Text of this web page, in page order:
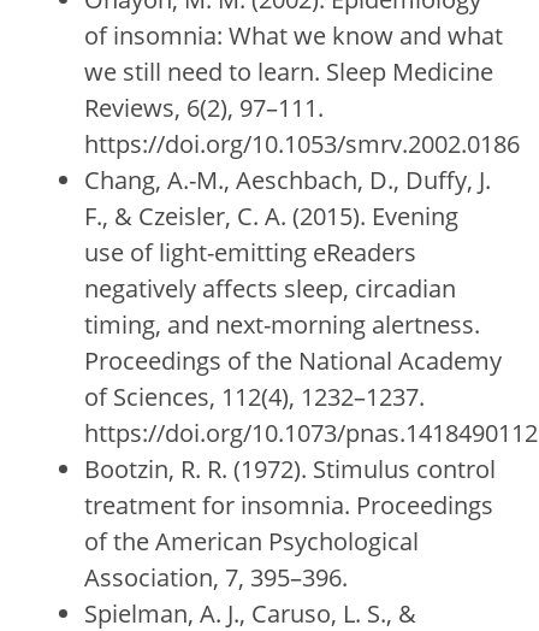
of insomnia: What we know and what
we still need to learn. Sleep Medicine
Reviews, 6(2), 97–111.
https://doi.org/10.1053/smrv.2002.0186
Chang, A.-M., Aeschbach, D., Duffy, J.
F., & Czeisler, C. A. (2015). Evening
use of light-emitting eReaders
negatively affects sleep, circadian
timing, and next-morning alertness.
Proceedings of the National Academy
of Sciences, 112(4), 1232–1237.
https://doi.org/10.1073/
Bootzin, R. R. (1972). Stimulus control
treatment for insomnia. Proceedings
of the American Psychological
Association, 7, 395–396.
Spielman, A. J., Caruso, L. S., &